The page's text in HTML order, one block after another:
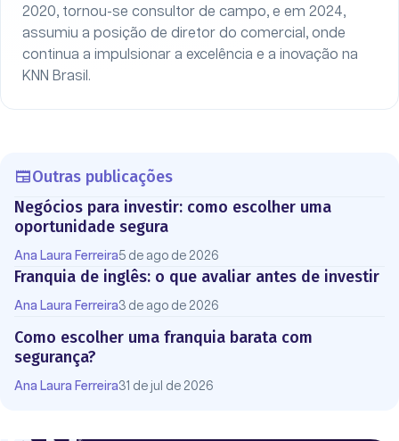
2020, tornou-se consultor de campo, e em 2024,
assumiu a posição de diretor do comercial, onde
continua a impulsionar a excelência e a inovação na
KNN Brasil.
Outras publicações
Negócios para investir: como escolher uma
oportunidade segura
Ana Laura Ferreira5 de ago de 2026
Franquia de inglês: o que avaliar antes de investir
Ana Laura Ferreira3 de ago de 2026
Como escolher uma franquia barata com
segurança?
Ana Laura Ferreira31 de jul de 2026